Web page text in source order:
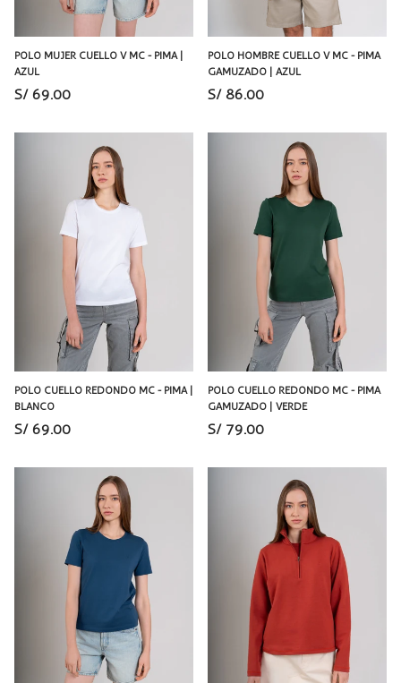
POLO MUJER CUELLO V MC - PIMA |
AZUL
S/ 69.00
POLO HOMBRE CUELLO V MC - PIMA
GAMUZADO | AZUL
S/ 86.00
POLO CUELLO REDONDO MC - PIMA |
BLANCO
S/ 69.00
POLO CUELLO REDONDO MC - PIMA
GAMUZADO | VERDE
S/ 79.00